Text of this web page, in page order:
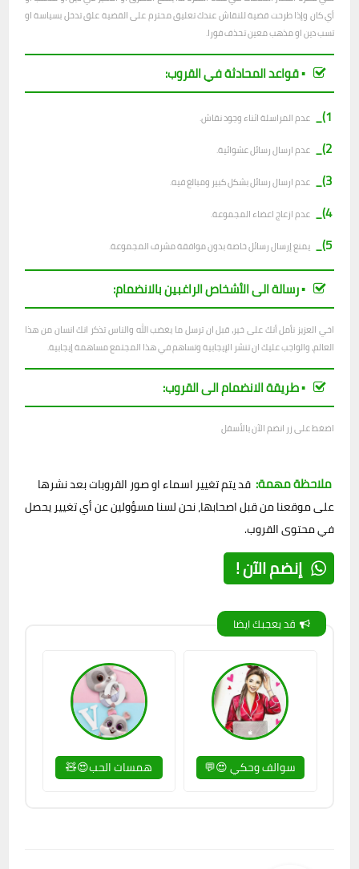
أي كان وإذا طرحت قضية للنقاش عندك تعليق محترم على القضية علق تدخل بسياسة او
تسب دين او مذهب معين تحذف فورا.
▪︎ قواعد المحادثة في القروب:
1)_
عدم المراسلة اثناء وجود نقاش.
2)_ عدم ارسال رسائل عشوائية.
3)_ عدم ارسال رسائل بشكل كبير ومبالغ فيه.
4)_ عدم ازعاج اعضاء المجموعة.
5)_ يمنع إرسال رسائل خاصة بدون موافقة مشرف المجموعة.
▪︎ رسالة الى الأشخاص الراغبين بالانضمام:
اخي العزيز نأمل أنك على خير، قبل ان ترسل ما يغضب الله والناس تذكر انك انسان من هذا
العالم، والواجب عليك ان تنشر الإيجابية وتساهم في هذا المجتمع مساهمة إيجابية.
▪︎ طريقة الانضمام الى القروب:
اضغط على زر انضم الآن بالأسفل
ملاحظة مهمة: قد يتم تغيير اسماء او صور القروبات بعد نشرها
على موقعنا من قبل اصحابها، نحن لسنا مسؤولين عن أي تغيير يحصل
في محتوى القروب.
إنضم الآن !
قد يعجبك ايضا
سوالف وحكي 😍💬 همسات الحب😍🧸